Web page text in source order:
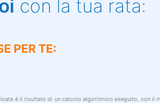
con la tua rata:
PER TE:
è il risultato di un calcolo algoritmico eseguito, con